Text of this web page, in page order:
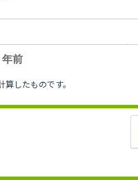
年前
したものです。